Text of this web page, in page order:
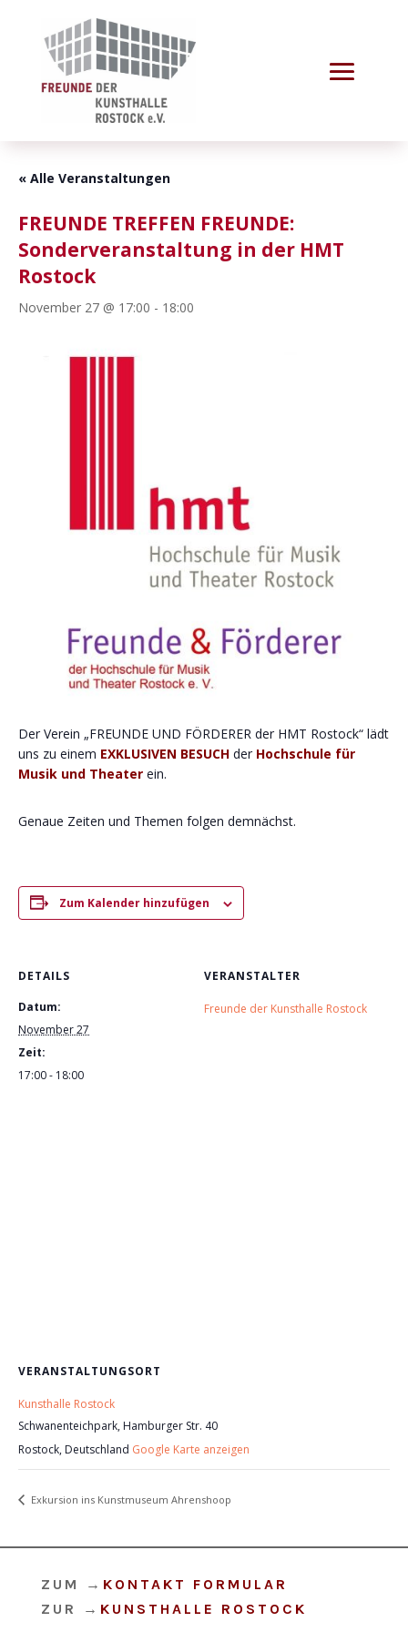
« Alle Veranstaltungen
FREUNDE TREFFEN FREUNDE:
Sonderveranstaltung in der HMT
Rostock
November 27 @ 17:00 - 18:00
Der Verein „FREUNDE UND FÖRDERER der HMT Rostock“ lädt
uns zu einem EXKLUSIVEN BESUCH der Hochschule für
Musik und Theater ein.
Genaue Zeiten und Themen folgen demnächst.
Zum Kalender hinzufügen
DETAILS
Datum:
November 27
Zeit:
17:00 - 18:00
VERANSTALTER
Freunde der Kunsthalle Rostock
VERANSTALTUNGSORT
Kunsthalle Rostock
Schwanenteichpark, Hamburger Str. 40
Rostock, Deutschland Google Karte anzeigen
Exkursion ins Kunstmuseum Ahrenshoop
ZUM → KONTAKT FORMULAR
ZUR
→ KUNSTHALLE ROSTOCK